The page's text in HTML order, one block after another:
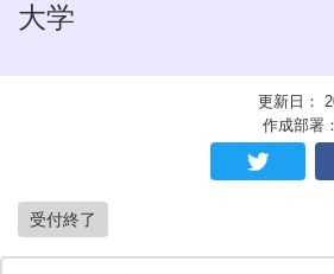
大学
更新日：
作成部署
受付終了